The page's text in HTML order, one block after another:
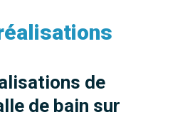
de
de bain sur